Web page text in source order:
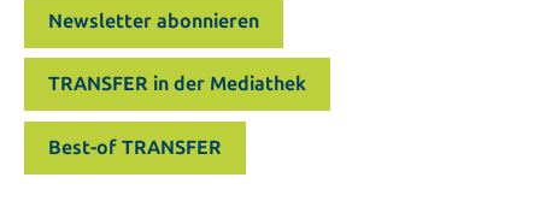
Newsletter abonnieren
TRANSFER in der Mediathek
Best-of TRANSFER